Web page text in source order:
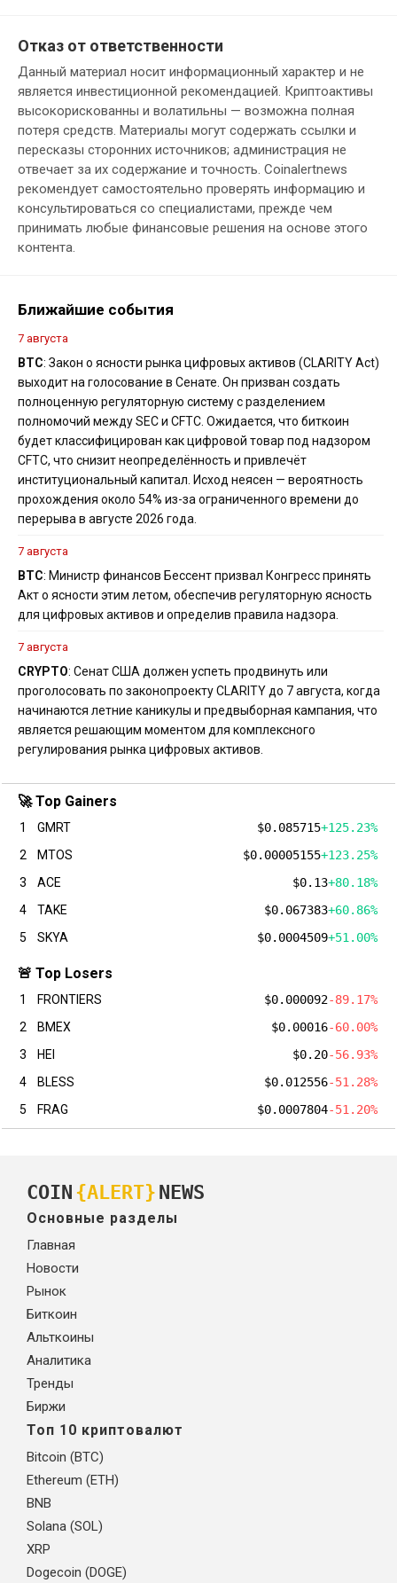
Отказ от ответственности
Данный материал носит информационный характер и не
является инвестиционной рекомендацией. Криптоактивы
высокорискованны и волатильны — возможна полная
потеря средств. Материалы могут содержать ссылки и
пересказы сторонних источников; администрация не
отвечает за их содержание и точность. Coinalertnews
рекомендует самостоятельно проверять информацию и
консультироваться со специалистами, прежде чем
принимать любые финансовые решения на основе этого
контента.
Ближайшие события
7 августа
BTC: Закон о ясности рынка цифровых активов (CLARITY Act)
выходит на голосование в Сенате. Он призван создать
полноценную регуляторную систему с разделением
полномочий между SEC и CFTC. Ожидается, что биткоин
будет классифицирован как цифровой товар под надзором
CFTC, что снизит неопределённость и привлечёт
институциональный капитал. Исход неясен — вероятность
прохождения около 54% из-за ограниченного времени до
перерыва в августе 2026 года.
7 августа
BTC: Министр финансов Бессент призвал Конгресс принять
Акт о ясности этим летом, обеспечив регуляторную ясность
для цифровых активов и определив правила надзора.
7 августа
CRYPTO: Сенат США должен успеть продвинуть или
проголосовать по законопроекту CLARITY до 7 августа, когда
начинаются летние каникулы и предвыборная кампания, что
является решающим моментом для комплексного
регулирования рынка цифровых активов.
🚀 Top Gainers
1 GMRT $0.085715+125.23%
2
MTOS $0.00005155+123.25%
3
ACE $0.13+80.18%
4
TAKE $0.067383+60.86%
5
SKYA $0.0004509+51.00%
🚨 Top Losers
1 FRONTIERS $0.000092-89.17%
2
BMEX $0.00016-60.00%
3
HEI $0.20-56.93%
4
BLESS $0.012556-51.28%
5
FRAG $0.0007804-51.20%
COIN {ALERT} NEWS
Основные разделы
Главная
Новости
Рынок
Биткоин
Альткоины
Аналитика
Тренды
Биржи
Топ 10 криптовалют
Bitcoin (BTC)
Ethereum (ETH)
BNB
Solana (SOL)
XRP
Dogecoin (DOGE)